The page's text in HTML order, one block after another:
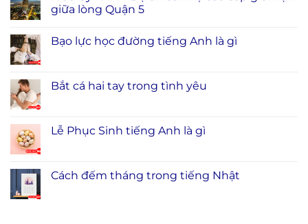
giữa lòng Quận 5
Bạo lực học đường tiếng Anh là gì
Bắt cá hai tay trong tình yêu
Lễ Phục Sinh tiếng Anh là gì
Cách đếm tháng trong tiếng Nhật